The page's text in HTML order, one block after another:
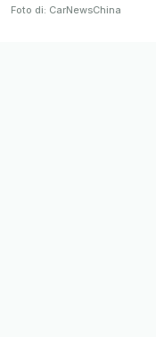
Foto di: CarNewsChina